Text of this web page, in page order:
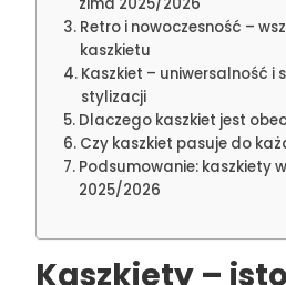
Retro i nowoczesność –
kaszkietu
Kaszkiet – uniwersalność i
stylizacji
Dlaczego kaszkiet jest
Czy kaszkiet pasuje do
Podsumowanie: kaszkiety
2025/2026
Kaszkiety –